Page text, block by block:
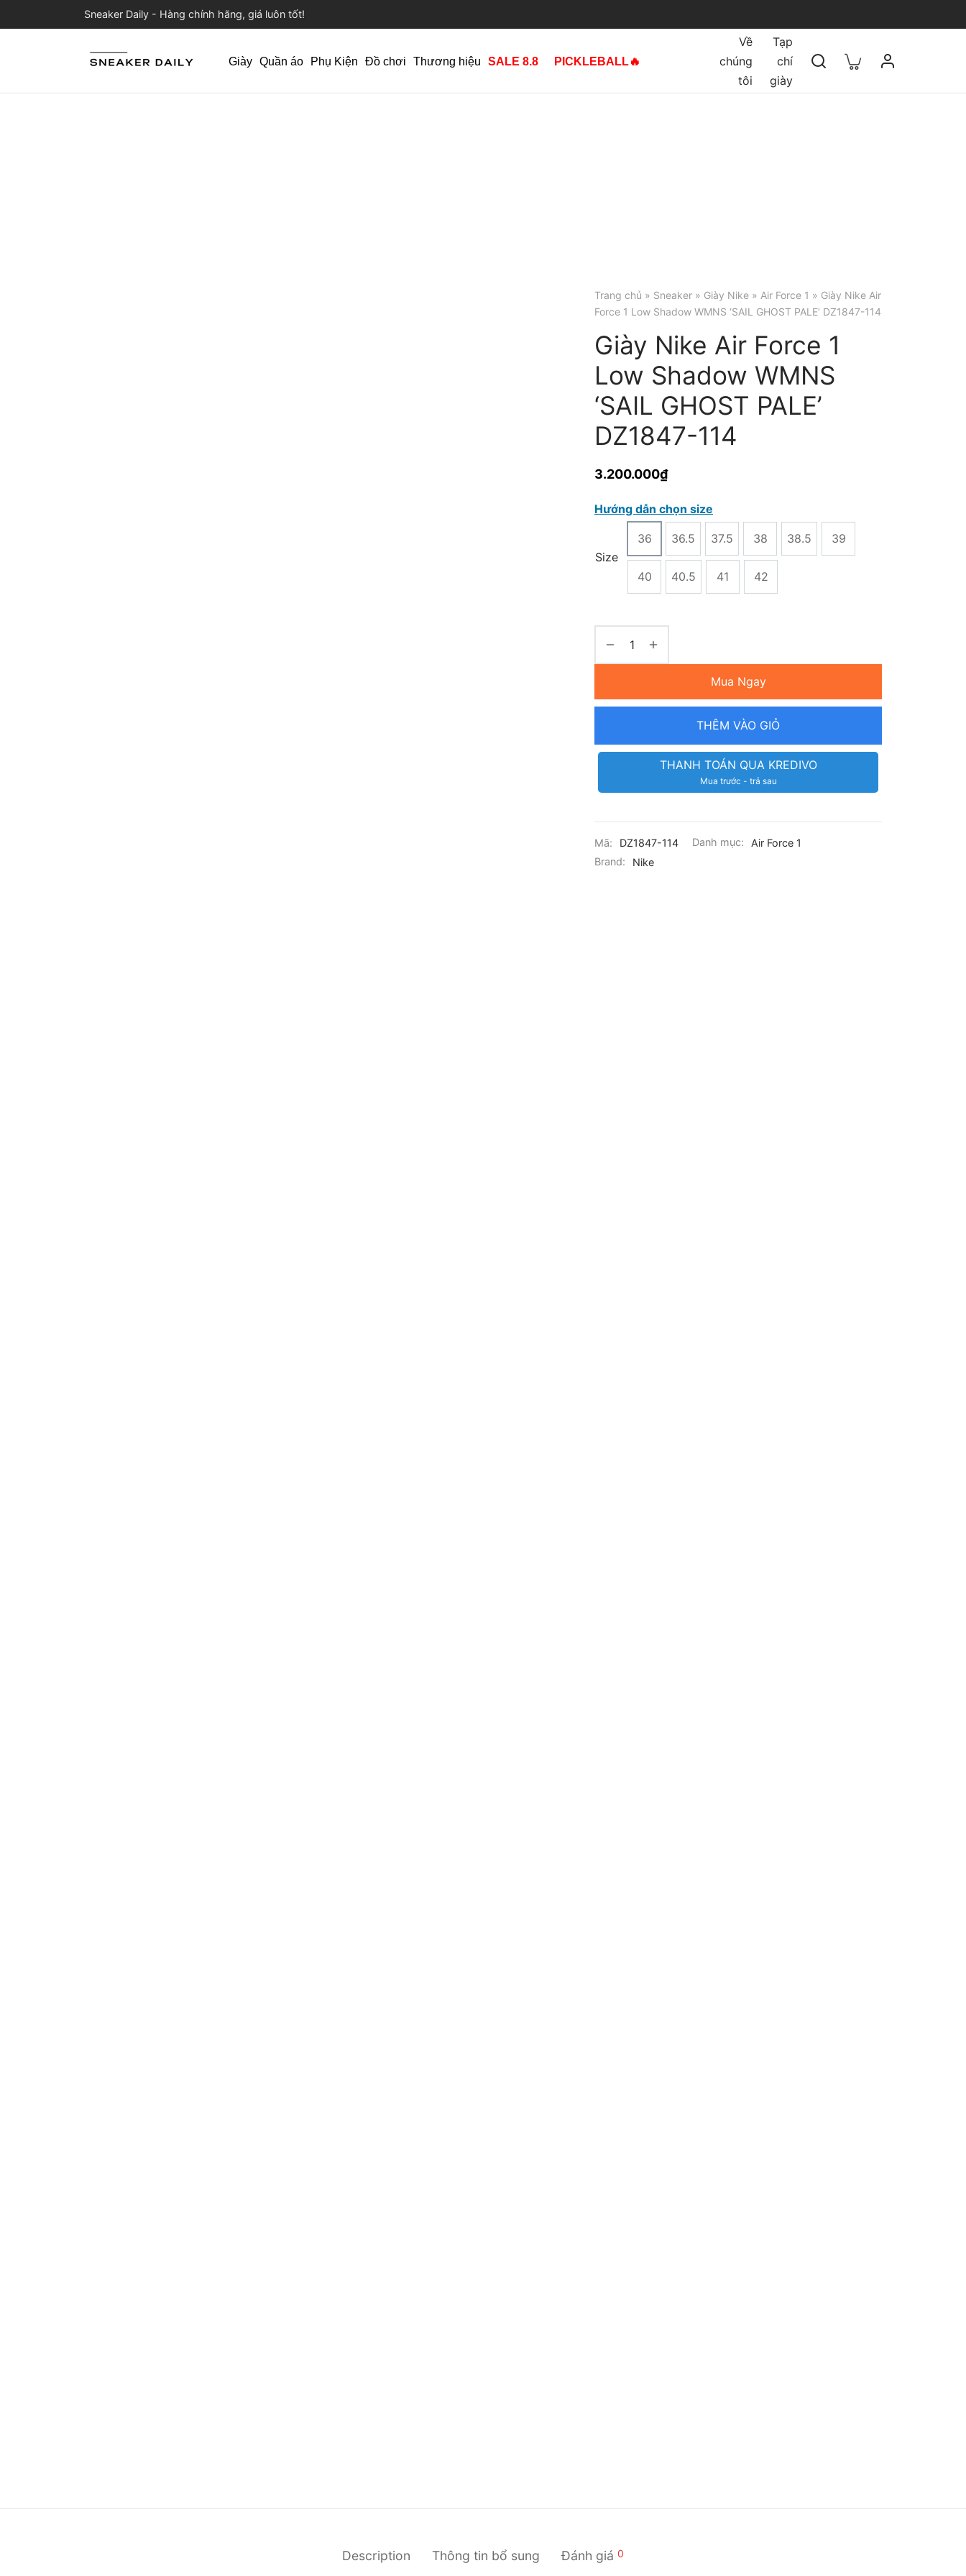
Sneaker Daily - Hàng chính hãng, giá luôn tốt!
Giày Quần áo Phụ Kiện Đồ chơi Thương hiệu SALE 8.8 PICKLEBALL🔥
Về
chúng
tôi
Tạp
chí
giày
Trang chủ » Sneaker » Giày Nike » Air Force 1 » Giày Nike Air
Force 1 Low Shadow WMNS ‘SAIL GHOST PALE’ DZ1847-114
Giày Nike Air Force 1
Low Shadow WMNS
‘SAIL GHOST PALE’
DZ1847-114
3.200.000₫
Hướng dẫn chọn size
Size
36 36.5 37.5 38 38.5 39
40 40.5 41 42
Mua Ngay
THÊM VÀO GIỎ
THANH TOÁN QUA KREDIVO
Mua trước - trả sau
Mã: DZ1847-114 Danh mục:
Air Force 1
Brand:
Nike
Description Thông tin bổ sung Đánh giá 0